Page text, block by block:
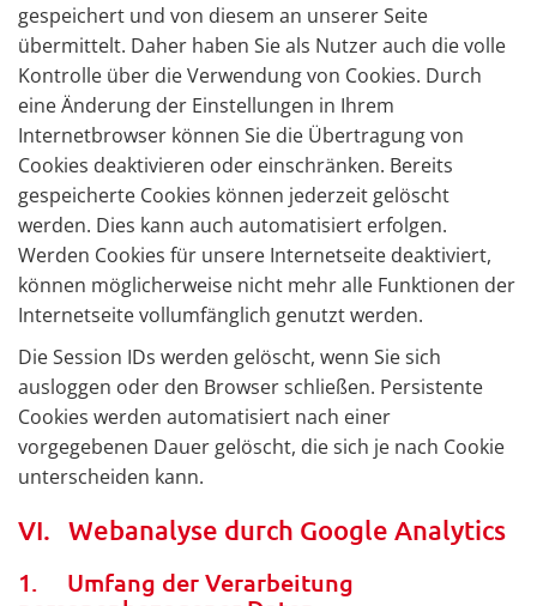
gespeichert und von diesem an unserer Seite
übermittelt. Daher haben Sie als Nutzer auch die volle
Kontrolle über die Verwendung von Cookies. Durch
eine Änderung der Einstellungen in Ihrem
Internetbrowser können Sie die Übertragung von
Cookies deaktivieren oder einschränken. Bereits
gespeicherte Cookies können jederzeit gelöscht
werden. Dies kann auch automatisiert erfolgen.
Werden Cookies für unsere Internetseite deaktiviert,
können möglicherweise nicht mehr alle Funktionen der
Internetseite vollumfänglich genutzt werden.
Die Session IDs werden gelöscht, wenn Sie sich
ausloggen oder den Browser schließen. Persistente
Cookies werden automatisiert nach einer
vorgegebenen Dauer gelöscht, die sich je nach Cookie
unterscheiden kann.
VI. Webanalyse durch Google Analytics
1. Umfang der Verarbeitung